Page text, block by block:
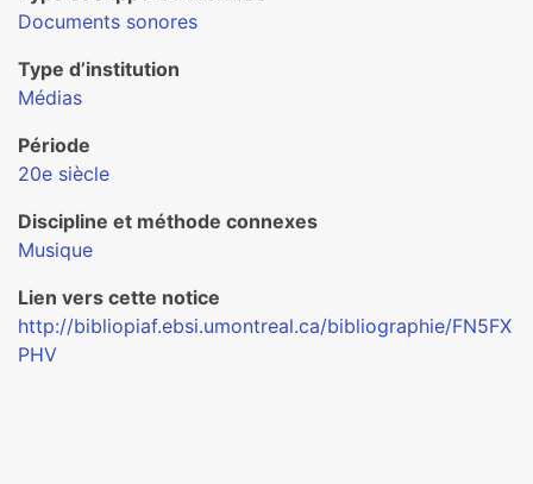
Documents sonores
Type d’institution
Médias
Période
20e siècle
Discipline et méthode connexes
Musique
Lien vers cette notice
http://bibliopiaf.ebsi.umontreal.ca/bibliographie/FN5FX
PHV